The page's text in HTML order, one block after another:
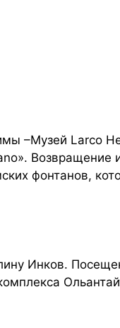
–Музей Larco
фонтанов,
Инков.